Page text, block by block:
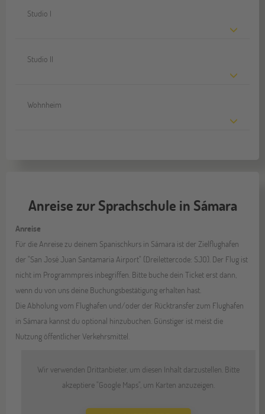
Studio I
Studio II
Wohnheim
Anreise zur Sprachschule in Sámara
Anreise
Für die Anreise zu deinem Spanischkurs in Sámara ist der Zielflughafen
der "San José Juan Santamaria Airport" (Dreilettercode: SJO). Der Flug ist
nicht im Programmpreis inbegriffen. Bitte buche dein Ticket erst dann,
wenn du von uns deine Buchungsbestätigung erhalten hast.
Die Abholung vom Flughafen und/oder der Rücktransfer zum Flughafen
in Sámara kannst du optional hinzubuchen. Günstiger ist meist die
Nutzung öffentlicher Verkehrsmittel.
Wir verwenden Drittanbieter, um diesen Inhalt darzustellen. Bitte
akzeptiere "Google Maps", um Karten anzuzeigen.